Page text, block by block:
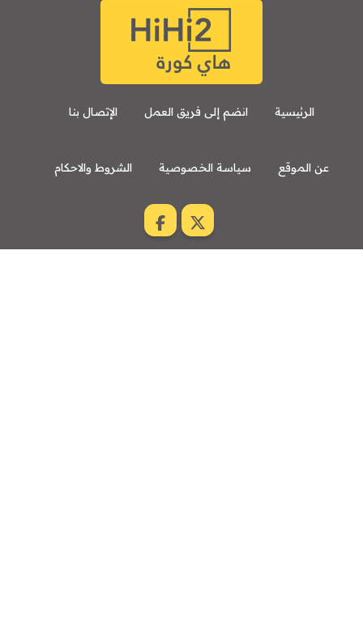
الرئيسية انضم إلى فريق العمل الإتصال بنا
عن الموقع سياسة الخصوصية الشروط والاحكام